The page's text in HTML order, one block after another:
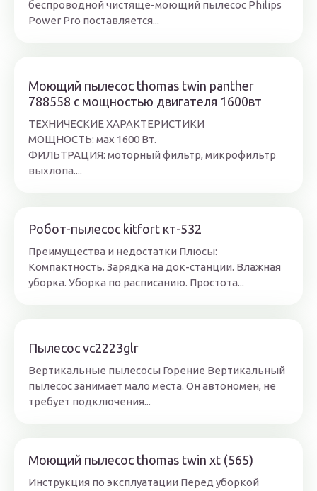
беспроводной чистяще-моющий пылесос Philips
Power Pro поставляется...
Моющий пылесос thomas twin panther
788558 с мощностью двигателя 1600вт
ТЕХНИЧЕСКИЕ ХАРАКТЕРИСТИКИ
МОЩНОСТЬ: мах 1600 Вт.
ФИЛЬТРАЦИЯ: моторный фильтр, микрофильтр
выхлопа....
Робот-пылесос kitfort кт-532
Преимущества и недостатки Плюсы:
Компактность. Зарядка на док-станции. Влажная
уборка. Уборка по расписанию. Простота...
Пылесос vc2223glr
Вертикальные пылесосы Горение Вертикальный
пылесос занимает мало места. Он автономен, не
требует подключения...
Моющий пылесос thomas twin xt (565)
Инструкция по эксплуатации Перед уборкой